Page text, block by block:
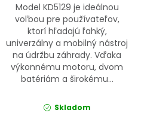
Model KD5129 je ideálnou
voľbou pre používateľov,
ktorí hľadajú ľahký,
univerzálny a mobilný nástroj
na údržbu záhrady. Vďaka
výkonnému motoru, dvom
batériám a širokému...
Skladom